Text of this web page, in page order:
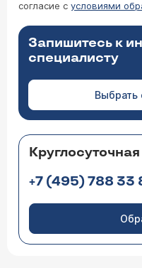
согласие с условиями
Запишитесь к
специалисту
Выбрать
+7 (495) 788 33